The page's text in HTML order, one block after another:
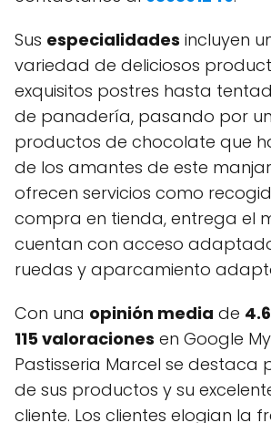
Sus especialidades incluyen
variedad de deliciosos
exquisitos postres hasta
de panadería, pasando por
productos de chocolate que
de los amantes de este
ofrecen servicios como
compra en tienda, entrega el
cuentan con acceso
ruedas y aparcamiento
Con una opinión media de
115 valoraciones en Google
Pastisseria Marcel se destaca
de sus productos y su
cliente. Los clientes elogian la